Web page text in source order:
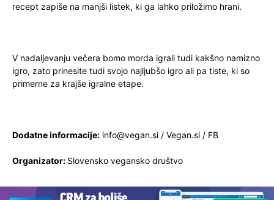
recept zapiše na manjši listek, ki ga lahko priložimo hrani.
V nadaljevanju večera bomo morda igrali tudi kakšno namizno
igro, zato prinesite tudi svojo najljubšo igro ali pa tiste, ki so
primerne za krajše igralne etape.
Dodatne informacije: info@vegan.si / Vegan.si / FB
Organizator: Slovensko vegansko društvo